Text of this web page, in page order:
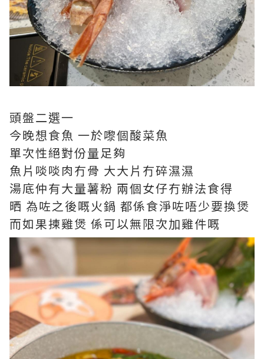
頭盤二選一
今晚想食魚 一於嚟個酸菜魚
單次性絕對份量足夠
魚片啖啖肉冇骨 大大片冇碎濕濕
湯底仲有大量薯粉 兩個女仔冇辦法食得
晒 為咗之後嘅火鍋 都係食淨咗唔少要換煲
而如果揀雞煲 係可以無限次加雞件嘅